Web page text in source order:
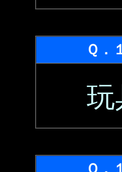
Ｑ．
玩